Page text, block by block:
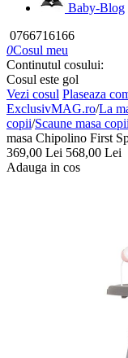
Baby-Blog
0766716166
0Cosul meu
Continutul cosului:
Cosul este gol
Vezi cosul Plaseaza
ExclusivMAG.ro/La
copii/Scaune masa
masa Chipolino First
369,00 Lei 568,00 Lei
Adauga in cos